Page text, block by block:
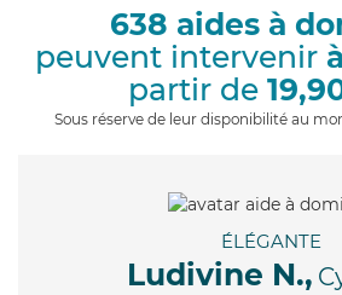
638 aides à
peuvent intervenir
partir de
Sous réserve de leur disponibilité au
ÉLÉGANTE
Ludivine N.,